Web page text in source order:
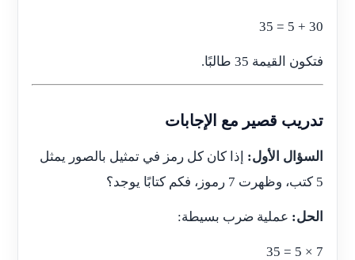
30 + 5 = 35
فتكون القيمة 35 طالبًا.
تدريب قصير مع الإجابات
السؤال الأول:إذا كان كل رمز في تمثيل بالصور يمثل
5 كتب، وظهرت 7 رموز، فكم كتابًا يوجد؟
الحل:عملية ضرب بسيطة:
7 × 5 = 35